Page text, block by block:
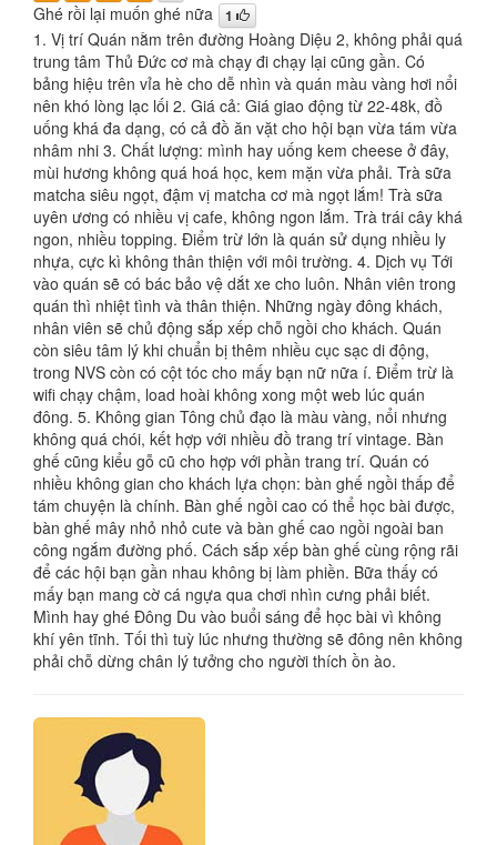
Ghé rồi lại muốn ghé nữa 1
1. Vị trí Quán nằm trên đường Hoàng Diệu 2, không phải quá
trung tâm Thủ Đức cơ mà chạy đi chạy lại cũng gần. Có
bảng hiệu trên vỉa hè cho dễ nhìn và quán màu vàng hơi nổi
nên khó lòng lạc lối 2. Giá cả: Giá giao động từ 22-48k, đồ
uống khá đa dạng, có cả đồ ăn vặt cho hội bạn vừa tám vừa
nhâm nhi 3. Chất lượng: mình hay uống kem cheese ở đây,
mùi hương không quá hoá học, kem mặn vừa phải. Trà sữa
matcha siêu ngọt, đậm vị matcha cơ mà ngọt lắm! Trà sữa
uyên ương có nhiều vị cafe, không ngon lắm. Trà trái cây khá
ngon, nhiều topping. Điểm trừ lớn là quán sử dụng nhiều ly
nhựa, cực kì không thân thiện với môi trường. 4. Dịch vụ Tới
vào quán sẽ có bác bảo vệ dắt xe cho luôn. Nhân viên trong
quán thì nhiệt tình và thân thiện. Những ngày đông khách,
nhân viên sẽ chủ động sắp xếp chỗ ngồi cho khách. Quán
còn siêu tâm lý khi chuẩn bị thêm nhiều cục sạc di động,
trong NVS còn có cột tóc cho mấy bạn nữ nữa í. Điểm trừ là
wifi chạy chậm, load hoài không xong một web lúc quán
đông. 5. Không gian Tông chủ đạo là màu vàng, nổi nhưng
không quá chói, kết hợp với nhiều đồ trang trí vintage. Bàn
ghế cũng kiểu gỗ cũ cho hợp với phần trang trí. Quán có
nhiều không gian cho khách lựa chọn: bàn ghế ngồi thấp để
tám chuyện là chính. Bàn ghế ngồi cao có thể học bài được,
bàn ghế mây nhỏ nhỏ cute và bàn ghế cao ngồi ngoài ban
công ngắm đường phố. Cách sắp xếp bàn ghế cùng rộng rãi
để các hội bạn gần nhau không bị làm phiền. Bữa thấy có
mấy bạn mang cờ cá ngựa qua chơi nhìn cưng phải biết.
Mình hay ghé Đông Du vào buổi sáng để học bài vì không
khí yên tĩnh. Tối thì tuỳ lúc nhưng thường sẽ đông nên không
phải chỗ dừng chân lý tưởng cho người thích ồn ào.